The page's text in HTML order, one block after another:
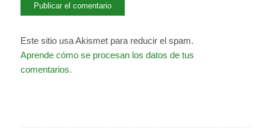
Este sitio usa Akismet para reducir el spam.
Aprende cómo se procesan los datos de tus
comentarios.